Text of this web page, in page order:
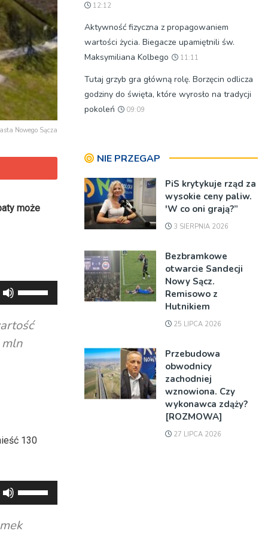
Nowego Sącza
może
strzałek
do
oraz
zmniejszyć
130
strzałek
do
12:12
Aktywność fizyczna z propagowaniem
wartości życia. Biegacze upamiętnili św.
Maksymiliana Kolbego
11:11
Tutaj grzyb gra główną rolę. Borzęcin odlicza
godziny do święta, które wyrosło na tradycji
pokoleń
09:09
NIE PRZEGAP
PiS krytykuje rząd za
wysokie ceny paliw.
'W co oni grają?”
3 SIERPNIA 2026
Bezbramkowe
otwarcie Sandecji
Nowy Sącz.
Remisowo z
Hutnikiem
25 LIPCA 2026
Przebudowa
obwodnicy
zachodniej
wznowiona. Czy
wykonawca zdąży?
[ROZMOWA]
27 LIPCA 2026